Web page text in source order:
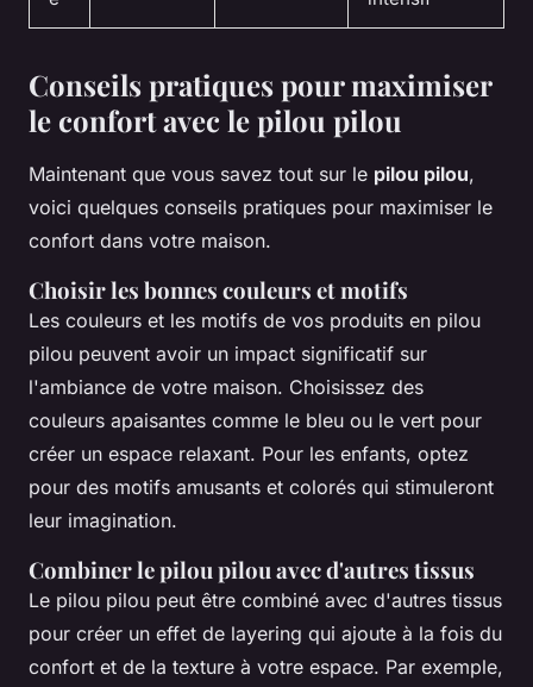
Conseils pratiques pour maximiser
le confort avec le pilou pilou
Maintenant que vous savez tout sur le pilou pilou,
voici quelques conseils pratiques pour maximiser le
confort dans votre maison.
Choisir les bonnes couleurs et motifs
Les couleurs et les motifs de vos produits en pilou
pilou peuvent avoir un impact significatif sur
l'ambiance de votre maison. Choisissez des
couleurs apaisantes comme le bleu ou le vert pour
créer un espace relaxant. Pour les enfants, optez
pour des motifs amusants et colorés qui stimuleront
leur imagination.
Combiner le pilou pilou avec d'autres tissus
Le pilou pilou peut être combiné avec d'autres tissus
pour créer un effet de layering qui ajoute à la fois du
confort et de la texture à votre espace. Par exemple,